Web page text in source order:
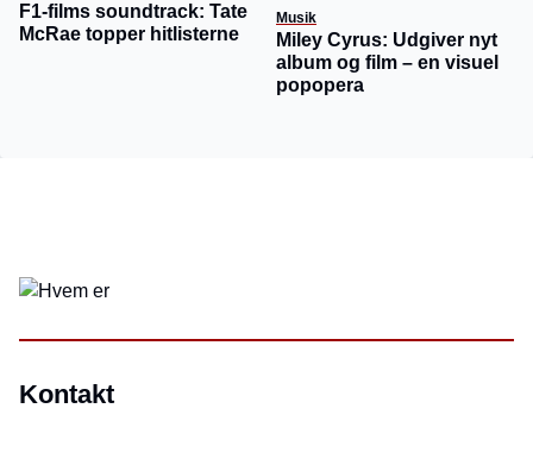
F1-films soundtrack: Tate
McRae topper hitlisterne
Musik
Miley Cyrus: Udgiver nyt
album og film – en visuel
popopera
Kontakt